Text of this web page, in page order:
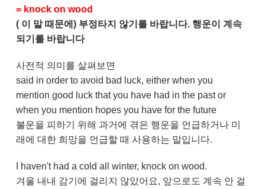
= knock on wood
( 이 말 때문에) 부정타지 않기를 바랍니다. 행운이 계속
되기를 바랍니다
사전적 의미를 살펴보면
said in order to avoid bad luck, either when you
mention good luck that you have had in the past or
when you mention hopes you have for the future
불운을 피하기 위해 과거에 겪은 행운을 언급하거나 미
래에 대한 희망을 언급할 때 사용하는 말입니다.
I haven't had a cold all winter, knock on wood.
겨울 내내 감기에 걸리지 않았어요, 앞으로도 계속 안 걸